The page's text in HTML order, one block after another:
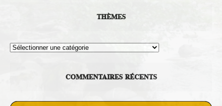
THÈMES
Thèmes
COMMENTAIRES RÉCENTS